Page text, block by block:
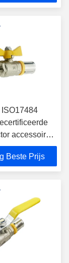
gaspijp
accessoires
PEX
Gele
Beste Prijs